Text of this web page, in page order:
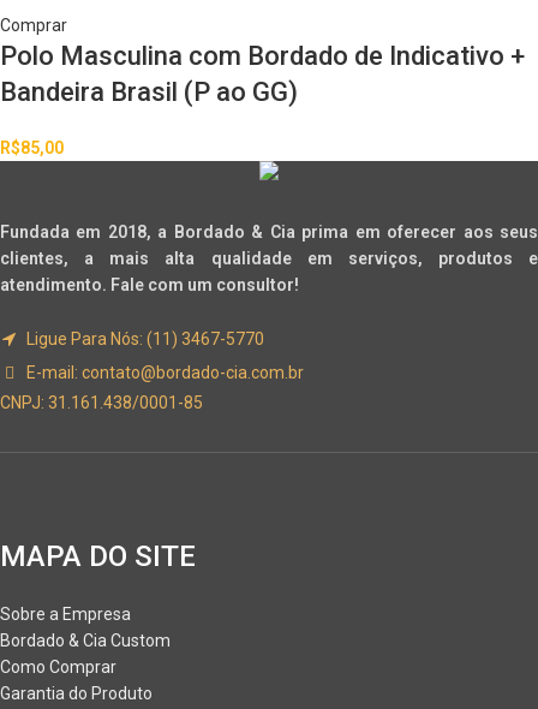
Comprar
Polo Masculina com Bordado de Indicativo +
Bandeira Brasil (P ao GG)
R$85,00
Fundada em 2018, a Bordado & Cia prima em oferecer aos seus
clientes, a mais alta qualidade em serviços, produtos e
atendimento. Fale com um consultor!
Ligue Para Nós: (11) 3467-5770
E-mail: contato@bordado-cia.com.br
CNPJ: 31.161.438/0001-85
MAPA DO SITE
Sobre a Empresa
Bordado & Cia Custom
Como Comprar
Garantia do Produto